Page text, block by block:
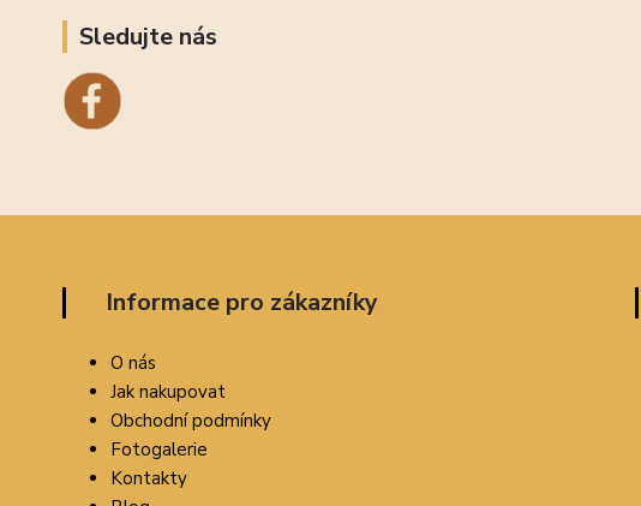
Sledujte nás
Informace pro zákazníky
O nás
Jak nakupovat
Obchodní podmínky
Fotogalerie
Kontakty